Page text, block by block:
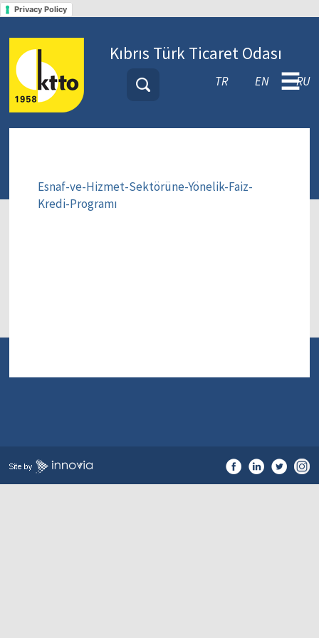
Privacy Policy
Kıbrıs Türk Ticaret Odası
TR EN RU
☰
Esnaf-ve-Hizmet-Sektörüne-Yönelik-Faiz-
Kredi-Programı